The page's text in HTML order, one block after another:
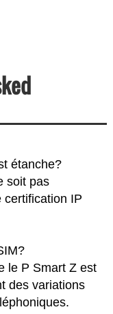
étanche?
soit pas
certification IP
le P Smart Z est
des variations